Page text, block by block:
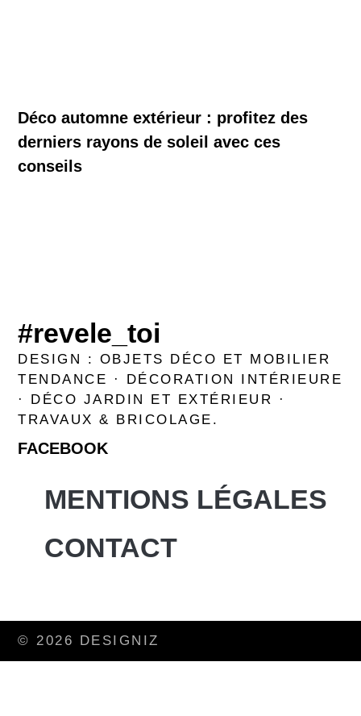
Déco automne extérieur : profitez des
derniers rayons de soleil avec ces
conseils
#revele_toi
DESIGN : OBJETS DÉCO ET MOBILIER
TENDANCE · DÉCORATION INTÉRIEURE
· DÉCO JARDIN ET EXTÉRIEUR ·
TRAVAUX & BRICOLAGE.
FACEBOOK
MENTIONS LÉGALES
CONTACT
© 2026 DESIGNIZ